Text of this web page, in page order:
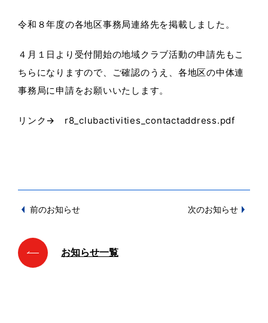
令和８年度の各地区事務局連絡先を掲載しました。
４月１日より受付開始の地域クラブ活動の申請先もこ
ちらになりますので、ご確認のうえ、各地区の中体連
事務局に申請をお願いいたします。
リンク→ r8_clubactivities_contactaddress.pdf
前のお知らせ 次のお知らせ
お知らせ一覧